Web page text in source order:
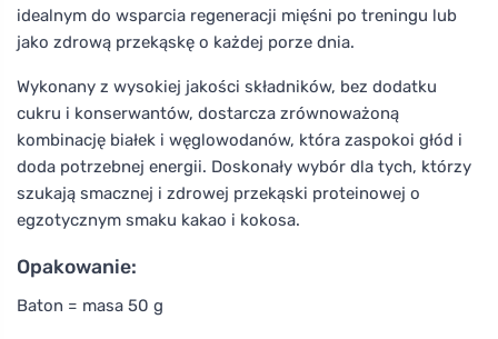
idealnym do wsparcia regeneracji mięśni po treningu lub
jako zdrową przekąskę o każdej porze dnia.
Wykonany z wysokiej jakości składników, bez dodatku
cukru i konserwantów, dostarcza zrównoważoną
kombinację białek i węglowodanów, która zaspokoi głód i
doda potrzebnej energii. Doskonały wybór dla tych, którzy
szukają smacznej i zdrowej przekąski proteinowej o
egzotycznym smaku kakao i kokosa.
Opakowanie:
Baton = masa 50 g